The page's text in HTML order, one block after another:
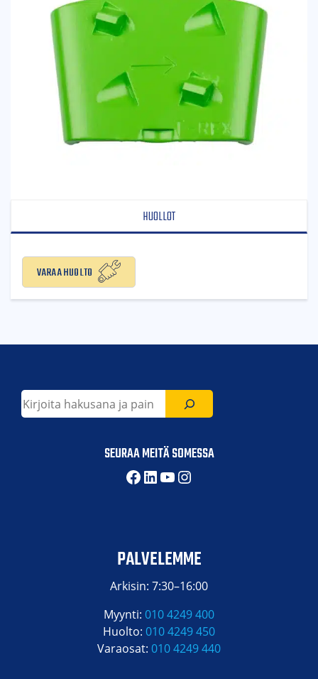
HUOLLOT
Varaa huolto
Etsi
SEURAA MEITÄ SOMESSA
Facebook
LinkedIn
YouTube
Instagram
PALVELEMME
Arkisin: 7:30–16:00
Myynti: 010 4249 400
Huolto: 010 4249 450
Varaosat: 010 4249 440